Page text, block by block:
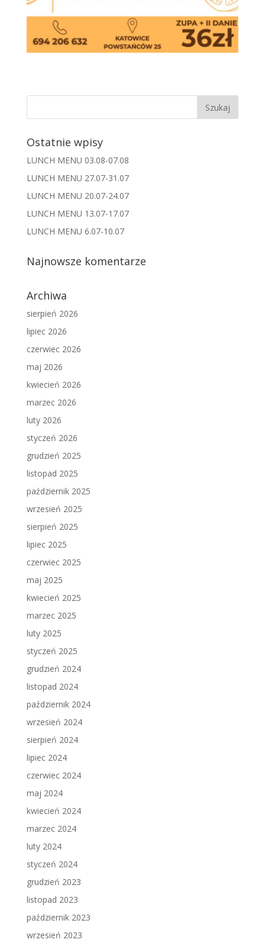
Ostatnie wpisy
LUNCH MENU 03.08-07.08
LUNCH MENU 27.07-31.07
LUNCH MENU 20.07-24.07
LUNCH MENU 13.07-17.07
LUNCH MENU 6.07-10.07
Najnowsze komentarze
Archiwa
sierpień 2026
lipiec 2026
czerwiec 2026
maj 2026
kwiecień 2026
marzec 2026
luty 2026
styczeń 2026
grudzień 2025
listopad 2025
październik 2025
wrzesień 2025
sierpień 2025
lipiec 2025
czerwiec 2025
maj 2025
kwiecień 2025
marzec 2025
luty 2025
styczeń 2025
grudzień 2024
listopad 2024
październik 2024
wrzesień 2024
sierpień 2024
lipiec 2024
czerwiec 2024
maj 2024
kwiecień 2024
marzec 2024
luty 2024
styczeń 2024
grudzień 2023
listopad 2023
październik 2023
wrzesień 2023